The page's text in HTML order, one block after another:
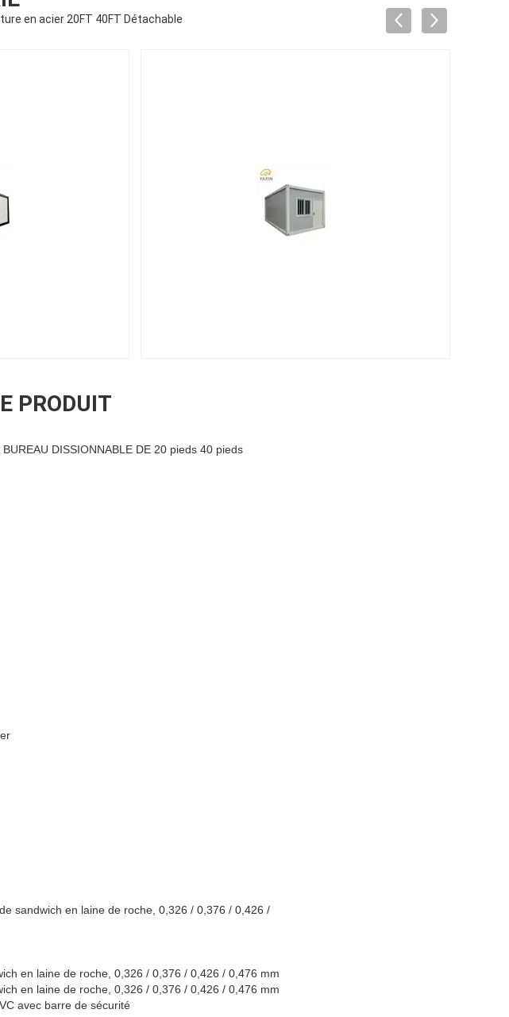
en acier 20FT 40FT Détachable
PRODUIT
DISSIONNABLE DE 20 pieds 40 pieds
sandwich en laine de roche, 0,326 / 0,376 / 0,426 /
en laine de roche, 0,326 / 0,376 / 0,426 / 0,476 mm
en laine de roche, 0,326 / 0,376 / 0,426 / 0,476 mm
avec barre de sécurité